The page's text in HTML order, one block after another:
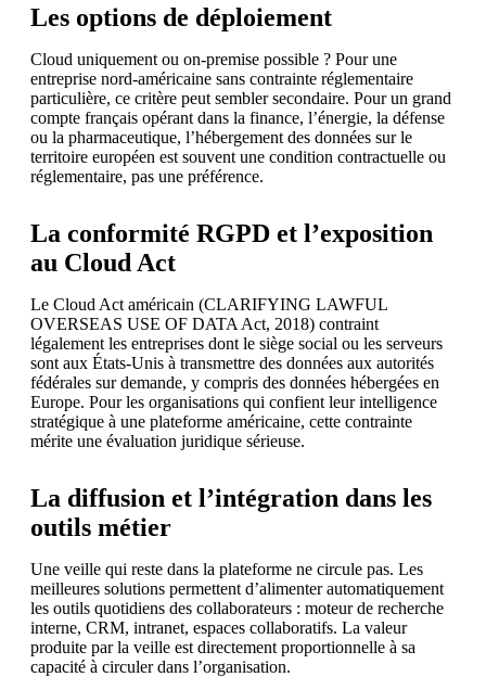
Les options de déploiement
Cloud uniquement ou on-premise possible ? Pour une
entreprise nord-américaine sans contrainte réglementaire
particulière, ce critère peut sembler secondaire. Pour un grand
compte français opérant dans la finance, l’énergie, la défense
ou la pharmaceutique, l’hébergement des données sur le
territoire européen est souvent une condition contractuelle ou
réglementaire, pas une préférence.
La conformité RGPD et l’exposition
au Cloud Act
Le Cloud Act américain (CLARIFYING LAWFUL
OVERSEAS USE OF DATA Act, 2018) contraint
légalement les entreprises dont le siège social ou les serveurs
sont aux États-Unis à transmettre des données aux autorités
fédérales sur demande, y compris des données hébergées en
Europe. Pour les organisations qui confient leur intelligence
stratégique à une plateforme américaine, cette contrainte
mérite une évaluation juridique sérieuse.
La diffusion et l’intégration dans les
outils métier
Une veille qui reste dans la plateforme ne circule pas. Les
meilleures solutions permettent d’alimenter automatiquement
les outils quotidiens des collaborateurs : moteur de recherche
interne, CRM, intranet, espaces collaboratifs. La valeur
produite par la veille est directement proportionnelle à sa
capacité à circuler dans l’organisation.